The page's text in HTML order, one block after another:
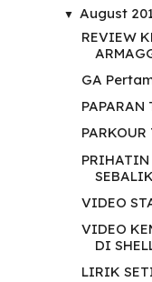
▼ August
REVIEW
GA
PAPARAN
VIDEO
VIDEO
DI
LIRIK